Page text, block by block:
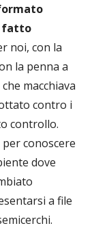
fatto
noi, con la
la penna a
macchiava
contro i
controllo.
conoscere
dove
a file